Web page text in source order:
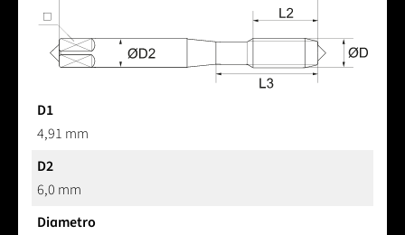
D1
4,91 mm
D2
6,0 mm
Diametro